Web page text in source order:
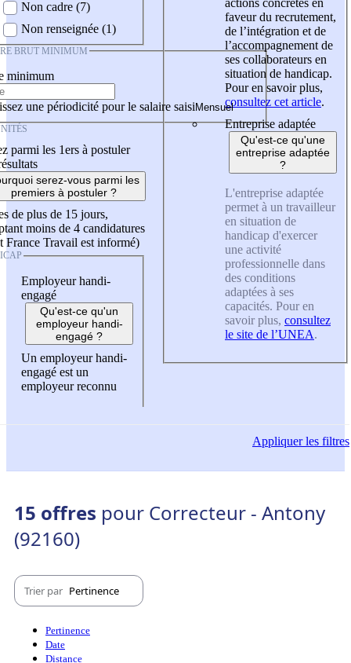
Non cadre (7)
Non renseignée (1)
BRUT MINIMUM
minimum
une périodicité pour le salaire saisi
parmi les 1ers à postuler
serez-vous parmi les
premiers à postuler ?
de plus de 15 jours,
moins de 4 candidatures
France Travail est informé)
Employeur handi-
engagé
Qu'est-ce qu'un
employeur handi-
engagé ?
Un employeur handi-
engagé est un
employeur reconnu
actions concrètes en
faveur du recrutement,
de l’intégration et de
l’accompagnement de
ses collaborateurs en
situation de handicap.
Pour en savoir plus,
consultez cet article.
Entreprise adaptée
Qu'est-ce qu'une
entreprise adaptée
?
L'entreprise adaptée
permet à un travailleur
en situation de
handicap d'exercer
une activité
professionnelle dans
des conditions
adaptées à ses
capacités. Pour en
savoir plus, consultez
le site de l’UNEA.
Appliquerles filtres
15 offres pour Correcteur - Antony
(92160)
Trier par Pertinence
Pertinence
Date
Distance